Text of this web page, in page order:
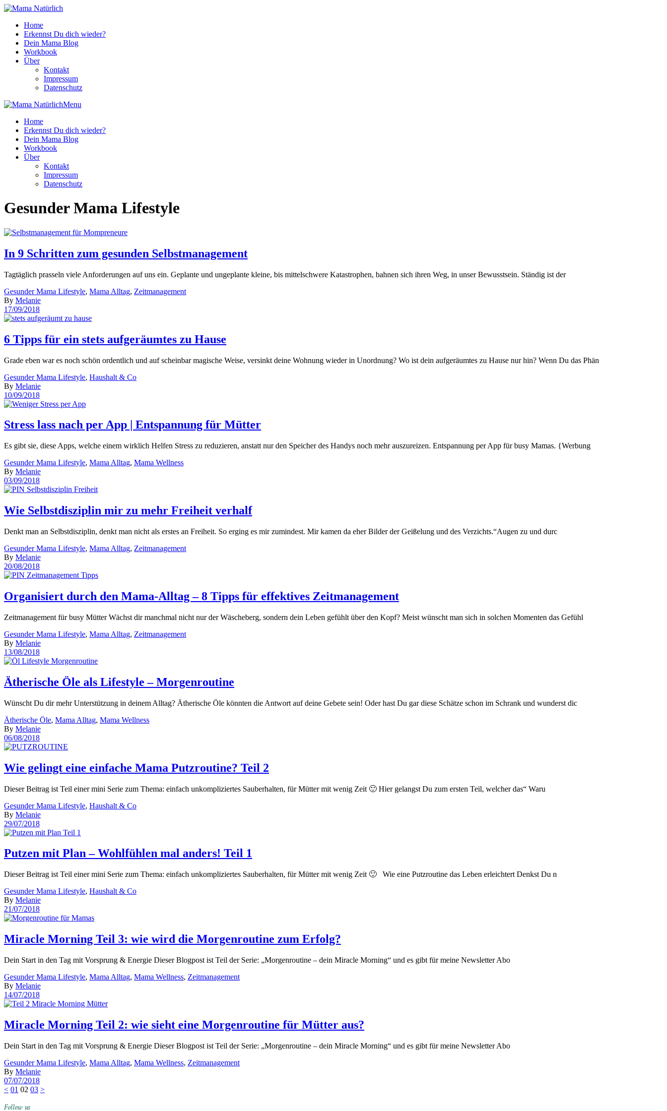
Home
Erkennst Du dich wieder?
Dein Mama Blog
Workbook
Über
Kontakt
Impressum
Datenschutz
Menu
Home
Erkennst Du dich wieder?
Dein Mama Blog
Workbook
Über
Kontakt
Impressum
Datenschutz
Gesunder Mama Lifestyle
In 9 Schritten zum gesunden Selbstmanagement
Tagtäglich prasseln viele Anforderungen auf uns ein. Geplante und ungeplante kleine, bis mittelschwere Katastrophen, bahnen sich ihren Weg, in unser Bewusstsein. Ständig ist der
Gesunder Mama Lifestyle, Mama Alltag, Zeitmanagement
By Melanie
17/09/2018
6 Tipps für ein stets aufgeräumtes zu Hause
Grade eben war es noch schön ordentlich und auf scheinbar magische Weise, versinkt deine Wohnung wieder in Unordnung? Wo ist dein aufgeräumtes zu Hause nur hin? Wenn Du das Phän
Gesunder Mama Lifestyle, Haushalt & Co
By Melanie
10/09/2018
Stress lass nach per App | Entspannung für Mütter
Es gibt sie, diese Apps, welche einem wirklich Helfen Stress zu reduzieren, anstatt nur den Speicher des Handys noch mehr auszureizen. Entspannung per App für busy Mamas. {Werbung
Gesunder Mama Lifestyle, Mama Alltag, Mama Wellness
By Melanie
03/09/2018
Wie Selbstdisziplin mir zu mehr Freiheit verhalf
Denkt man an Selbstdisziplin, denkt man nicht als erstes an Freiheit. So erging es mir zumindest. Mir kamen da eher Bilder der Geißelung und des Verzichts.“Augen zu und durc
Gesunder Mama Lifestyle, Mama Alltag, Zeitmanagement
By Melanie
20/08/2018
Organisiert durch den Mama-Alltag – 8 Tipps für effektives Zeitmanagement
Zeitmanagement für busy Mütter Wächst dir manchmal nicht nur der Wäscheberg, sondern dein Leben gefühlt über den Kopf? Meist wünscht man sich in solchen Momenten das Gefühl
Gesunder Mama Lifestyle, Mama Alltag, Zeitmanagement
By Melanie
13/08/2018
Ätherische Öle als Lifestyle – Morgenroutine
Wünscht Du dir mehr Unterstützung in deinem Alltag? Ätherische Öle könnten die Antwort auf deine Gebete sein! Oder hast Du gar diese Schätze schon im Schrank und wunderst dic
Ätherische Öle, Mama Alltag, Mama Wellness
By Melanie
06/08/2018
Wie gelingt eine einfache Mama Putzroutine? Teil 2
Dieser Beitrag ist Teil einer mini Serie zum Thema: einfach unkompliziertes Sauberhalten, für Mütter mit wenig Zeit 🙂 Hier gelangst Du zum ersten Teil, welcher das“ Waru
Gesunder Mama Lifestyle, Haushalt & Co
By Melanie
29/07/2018
Putzen mit Plan – Wohlfühlen mal anders! Teil 1
Dieser Beitrag ist Teil einer mini Serie zum Thema: einfach unkompliziertes Sauberhalten, für Mütter mit wenig Zeit 🙂 Wie eine Putzroutine das Leben erleichtert Denkst Du n
Gesunder Mama Lifestyle, Haushalt & Co
By Melanie
21/07/2018
Miracle Morning Teil 3: wie wird die Morgenroutine zum Erfolg?
Dein Start in den Tag mit Vorsprung & Energie Dieser Blogpost ist Teil der Serie: „Morgenroutine – dein Miracle Morning“ und es gibt für meine Newsletter Abo
Gesunder Mama Lifestyle, Mama Alltag, Mama Wellness, Zeitmanagement
By Melanie
14/07/2018
Miracle Morning Teil 2: wie sieht eine Morgenroutine für Mütter aus?
Dein Start in den Tag mit Vorsprung & Energie Dieser Blogpost ist Teil der Serie: „Morgenroutine – dein Miracle Morning“ und es gibt für meine Newsletter Abo
Gesunder Mama Lifestyle, Mama Alltag, Mama Wellness, Zeitmanagement
By Melanie
07/07/2018
Seitennummerierung
der
< 01 02 03 >
Follow us